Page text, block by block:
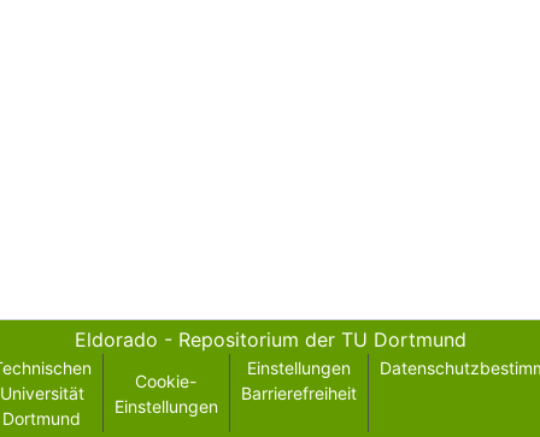
Eldorado - Repositorium der TU Dortmund
Universität
Dortmund
Cookie-
Einstellungen
Einstellungen
Barrierefreiheit